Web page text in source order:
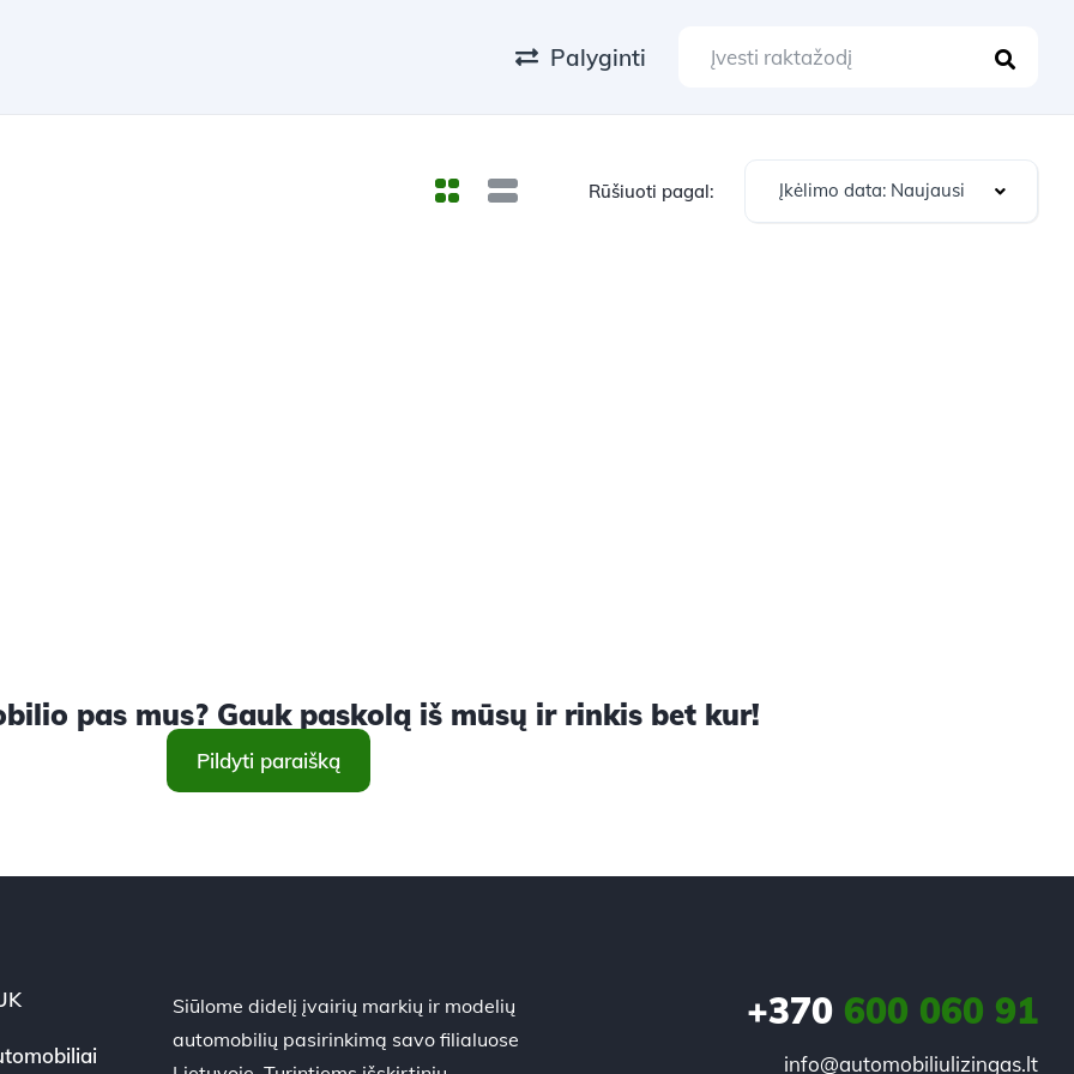
Palyginti
Rūšiuoti pagal: Įkėlimo data: Naujausi
pas mus? Gauk paskolą iš mūsų ir rinkis bet kur!
Pildyti paraišką
Siūlome didelį įvairių markių ir modelių
automobilių pasirinkimą savo filialuose
+370600 060 91
info@automobiliulizingas.lt